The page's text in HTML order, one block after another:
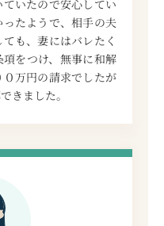
いたので安心してい
たようで、相手の夫
も、妻にはバレたく
をつけ、無事に和解
万円の請求でしたが
きました。